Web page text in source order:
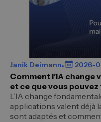
Janik Deimann 2026-
Comment l’IA change
et ce que vous pouvez
L’IA change
applications valent déjà
sont adaptés et